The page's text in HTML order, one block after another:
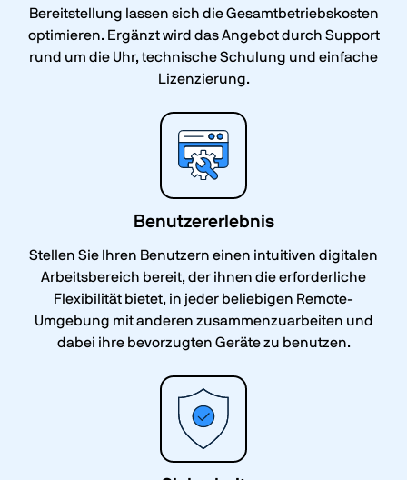
Bereitstellung lassen sich die Gesamtbetriebskosten
optimieren. Ergänzt wird das Angebot durch Support
rund um die Uhr, technische Schulung und einfache
Lizenzierung.
Benutzererlebnis
Stellen Sie Ihren Benutzern einen intuitiven digitalen
Arbeitsbereich bereit, der ihnen die erforderliche
Flexibilität bietet, in jeder beliebigen Remote-
Umgebung mit anderen zusammenzuarbeiten und
dabei ihre bevorzugten Geräte zu benutzen.